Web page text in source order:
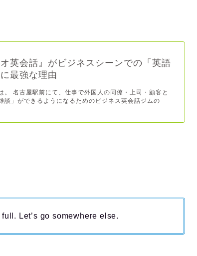
オ英会話』がビジネスシーンでの「英語
最強な理由
。 名古屋駅前にて、仕事で外国人の同僚・上司・顧客と
談」ができるようになるためのビジネス英会話ジムの
Let’s go somewhere else.